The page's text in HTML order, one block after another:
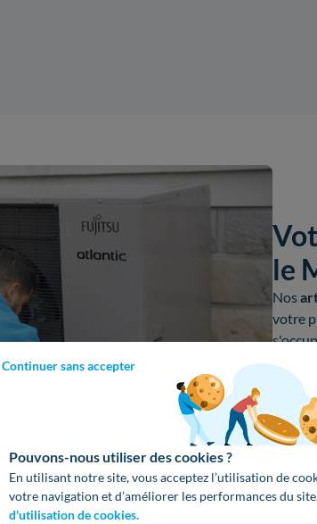
Continuer sans accepter
Pouvons-nous utiliser des cookies ?
En utilisant notre site, vous acceptez l’utilisation de
votre navigation et d’améliorer les performances du
d'utilisation de cookies.
le
Nos
votre